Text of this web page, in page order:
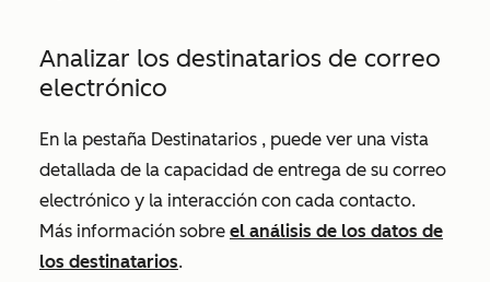
Analizar los destinatarios de correo
electrónico
En la pestaña Destinatarios , puede ver una vista
detallada de la capacidad de entrega de su correo
electrónico y la interacción con cada contacto.
Más información sobre el análisis de los datos de
los destinatarios.